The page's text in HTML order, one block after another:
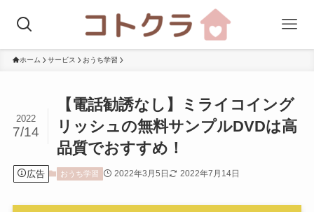
ホーム サービス おうち学習
【電話勧誘なし】ミライコイング
リッシュの無料サンプルDVDは高
品質でおすすめ！
2022
7/14
広告 おうち学習 2022年3月5日 2022年7月14日